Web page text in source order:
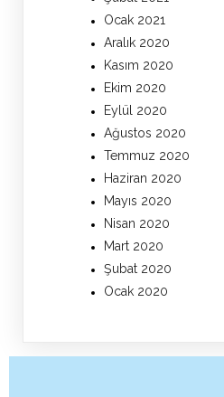
Ocak 2021
Aralık 2020
Kasım 2020
Ekim 2020
Eylül 2020
Ağustos 2020
Temmuz 2020
Haziran 2020
Mayıs 2020
Nisan 2020
Mart 2020
Şubat 2020
Ocak 2020